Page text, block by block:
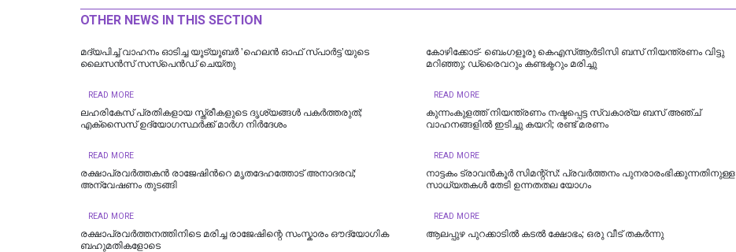
OTHER NEWS IN THIS SECTION
മദ്യപിച്ച് വാഹനം ഓടിച്ച യൂട്യൂബർ 'ഹെലൻ ഓഫ് സ്പാർട്ട'യുടെ
ലൈസൻസ് സസ്പെൻഡ് ചെയ്തു
READ MORE
കോഴിക്കോട്- ബെംഗളൂരു കെഎസ്ആര്‍ടിസി ബസ് നിയന്ത്രണം വിട്ടു
മറിഞ്ഞു; ഡ്രൈവറും കണ്ടക്ടറും മരിച്ചു
READ MORE
ലഹരികേസ് പ്രതികളായ സ്ത്രീകളുടെ ദൃശ്യങ്ങള്‍ പകര്‍ത്തരുത്;
എക്സൈസ് ഉദ്യോഗസ്ഥര്‍ക്ക് മാര്‍ഗ നിര്‍ദേശം
READ MORE
കുന്നംകുളത്ത് നിയന്ത്രണം നഷ്ടപ്പെട്ട സ്വകാര്യ ബസ് അഞ്ച്
വാഹനങ്ങളിൽ ഇടിച്ചു കയറി; രണ്ട് മരണം
READ MORE
രക്ഷാപ്രവർത്തകൻ രാജേഷിന്‍റെ മൃതദേഹത്തോട് അനാദരവ്;
അന്വേഷണം തുടങ്ങി
READ MORE
നാട്ടകം ട്രാവൻകൂർ സിമന്റ്സ്: പ്രവർത്തനം പുനരാരംഭിക്കുന്നതിനുള്ള
സാധ്യതകൾ തേടി ഉന്നതതല യോഗം
READ MORE
രക്ഷാപ്രവർത്തനത്തിനിടെ മരിച്ച രാജേഷിന്റെ സംസ്കാരം ഔദ്യോ​ഗിക
ബഹുമതികളോടെ
ആലപ്പുഴ പുറക്കാടിൽ കടൽ ക്ഷോഭം; ഒരു വീട് തകർന്നു